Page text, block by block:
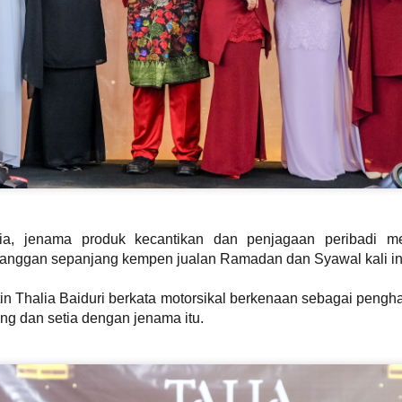
jenama produk kecantikan dan penjagaan peribadi
sepanjang kempen jualan Ramadan dan Syawal kali
Thalia Baiduri berkata motorsikal berkenaan sebagai
dan setia dengan jenama itu.
Syafiq apabila dia
yang sering dikaitkan
mempertaruhkan
3
LINCAH
MENAMPILKAN IKON
G.O.A.T "
KUALA LUMPUR, 31 Julai 2026 -
31
C.RINO OLEH CARLO
DENGAN DUA
CERMIN MATA HITAM